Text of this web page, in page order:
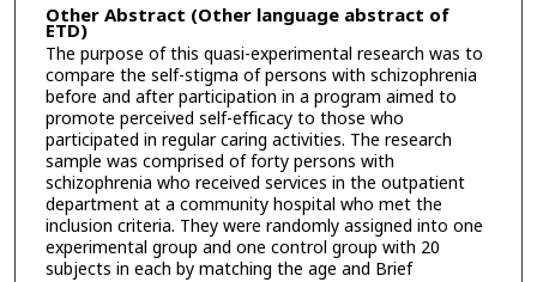
Other Abstract (Other language abstract of
ETD)
The purpose of this quasi-experimental research was to
compare the self-stigma of persons with schizophrenia
before and after participation in a program aimed to
promote perceived self-efficacy to those who
participated in regular caring activities. The research
sample was comprised of forty persons with
schizophrenia who received services in the outpatient
department at a community hospital who met the
inclusion criteria. They were randomly assigned into one
experimental group and one control group with 20
subjects in each by matching the age and Brief